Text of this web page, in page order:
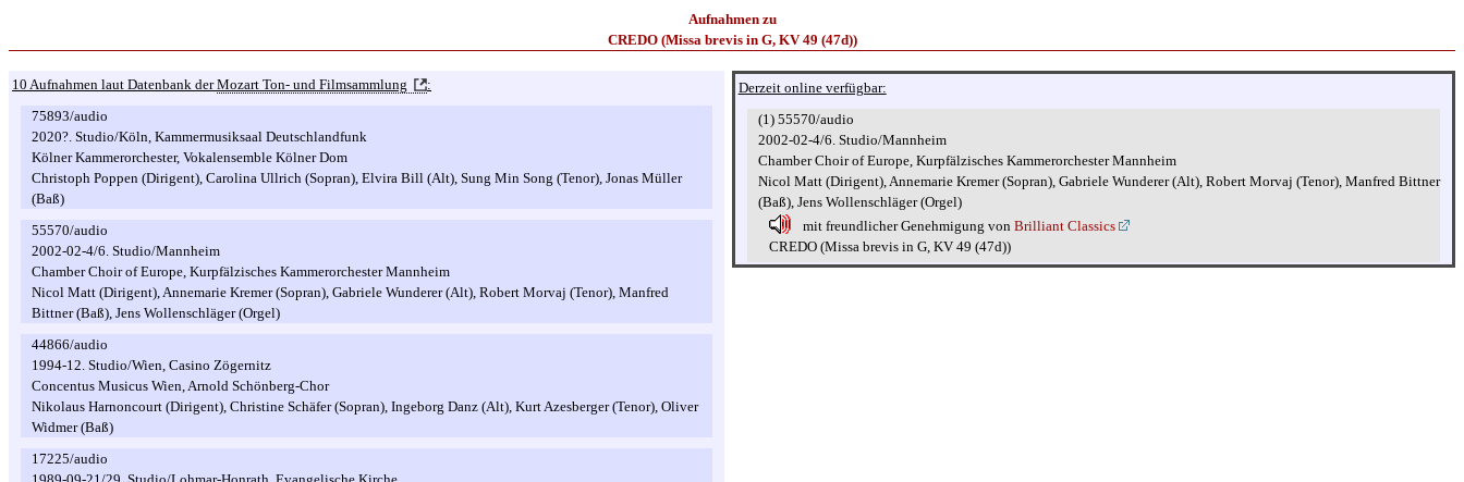
Aufnahmen zu
CREDO (Missa brevis in G, KV 49 (47d))
10 Aufnahmen laut Datenbank derMozart Ton- und Filmsammlung
:
75893/audio
2020?. Studio/Köln, Kammermusiksaal Deutschlandfunk
Kölner Kammerorchester, Vokalensemble Kölner Dom
Christoph Poppen (Dirigent), Carolina Ullrich (Sopran), Elvira Bill (Alt), Sung Min Song (Tenor), Jonas Müller
(Baß)
55570/audio
2002-02-4/6. Studio/Mannheim
Chamber Choir of Europe, Kurpfälzisches Kammerorchester Mannheim
Nicol Matt (Dirigent), Annemarie Kremer (Sopran), Gabriele Wunderer (Alt), Robert Morvaj (Tenor), Manfred
Bittner (Baß), Jens Wollenschläger (Orgel)
44866/audio
1994-12. Studio/Wien, Casino Zögernitz
Concentus Musicus Wien, Arnold Schönberg-Chor
Nikolaus Harnoncourt (Dirigent), Christine Schäfer (Sopran), Ingeborg Danz (Alt), Kurt Azesberger (Tenor), Oliver
Widmer (Baß)
17225/audio
Derzeit online verfügbar:
(1) 55570/audio
2002-02-4/6. Studio/Mannheim
Chamber Choir of Europe, Kurpfälzisches Kammerorchester Mannheim
Nicol Matt (Dirigent), Annemarie Kremer (Sopran), Gabriele Wunderer (Alt), Robert Morvaj (Tenor), Manfred Bittner
(Baß), Jens Wollenschläger (Orgel)
mit freundlicher Genehmigung von Brilliant Classics
CREDO (Missa brevis in G, KV 49 (47d))